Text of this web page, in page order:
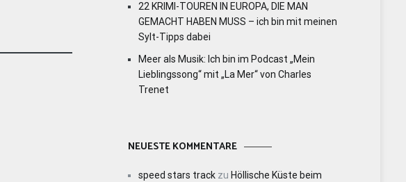
22 KRIMI-TOUREN IN EUROPA, DIE MAN
GEMACHT HABEN MUSS – ich bin mit meinen
Sylt-Tipps dabei
Meer als Musik: Ich bin im Podcast „Mein
Lieblingssong“ mit „La Mer“ von Charles
Trenet
NEUESTE KOMMENTARE
speed stars track zu Höllische Küste beim